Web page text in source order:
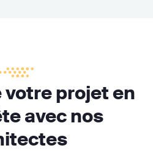
votre projet en
avec nos